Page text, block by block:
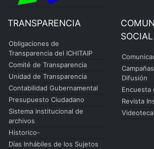
TRANSPARENCIA
Obligaciones de
Transparencia del ICHITAIP
Comité de Transparencia
Unidad de Transparencia
Contabilidad Gubernamental
Presupuesto Ciudadano
Sistema institucional de
archivos
Historico-
Días Inhábiles de los Sujetos
SOCIAL
Difusión
Encuesta
Revista
Videoteca